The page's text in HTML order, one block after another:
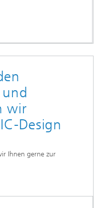
wir
Design
Ihnen gerne zur